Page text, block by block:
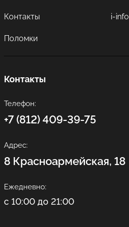
Контакты i-info
Поломки
Контакты
Телефон:
+7 (812) 409-39-75
Адрес:
8 Красноармейская, 18
Ежедневно:
с 10:00 до 21:00